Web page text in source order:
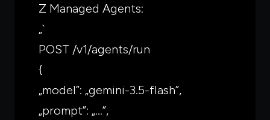
Z Managed Agents:
„`
POST /v1/agents/run
{
„model”: „gemini-3.5-flash”,
„prompt”: „…”,